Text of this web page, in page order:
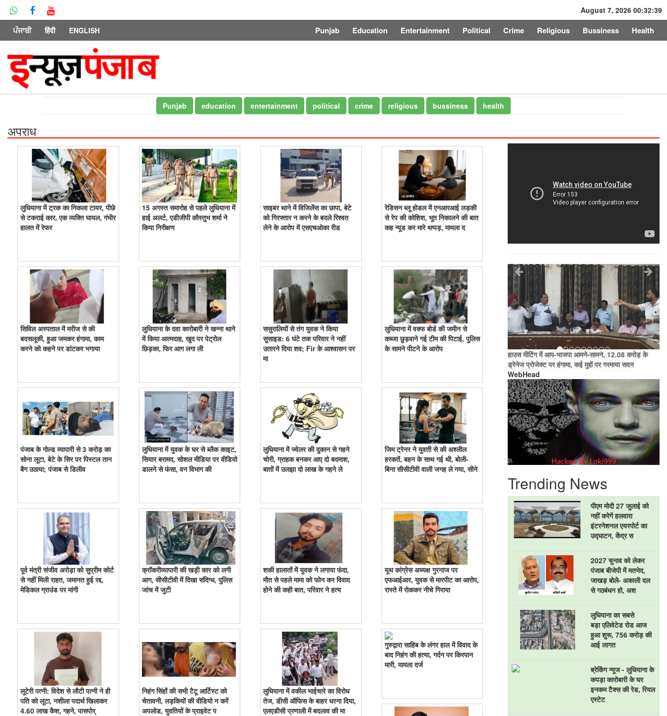
August 7, 2026 00:32:39
ਪੰਜਾਬੀ हिंदी ENGLISH Punjab Education Entertainment Political Crime Religious Bussiness Health
Punjab education entertainment political crime religious bussiness health
अपराध
लुधियाना में ट्रक का निकला टायर, पीछे
से टकराई कार, एक व्यक्ति घायल, गंभीर
हालत में रेफर
15 अगस्त समारोह से पहले लुधियाना में
हाई अलर्ट, एडीजीपी कौस्तुभ शर्मा ने
किया निरीक्षण
साइबर थाने में विजिलेंस का छापा, बेटे
को गिरफ्तार न करने के बदले रिश्वत
लेने के आरोप में एसएचओका रीड
रेडिसन ब्लू होडल में एनआरआई लड़की
से रेप की कोशिश, भूत निकालने की बात
कह न्यूड कर मारे थप्पड़, मामला द
सिविल अस्पताल में मरीज से की
बदसलूकी, हुआ जमकर हंगामा, काम
करने को कहने पर डांटकर भगाया
लुधियाना के दवा कारोबारी ने खन्ना थाने
में किया आत्मदाह, खुद पर पेट्रोल
छिड़का, फिर आग लगा ली
ससुरालियों से तंग युवक ने किया
सुसाइड: 6 घंटे तक परिवार ने नहीं
उतारने दिया शव; Fir के आश्वासन पर
मा
लुधियाना में वक्फ बोर्ड की जमीन से
कब्जा छुड़वाने गई टीम की पिटाई, पुलिस
के सामने पीटने के आरोप
पंजाब के गोल्ड व्यापारी से 3 करोड़ का
सोना लूटा, बेटे के सिर पर पिस्टल तान
बैग उठाया; पंजाब से डिलीव
लुधियाना में युवक के घर से ब्लैक काइट,
सियार बरामद, सोशल मीडिया पर वीडियो
डालने से फंसा, वन विभाग की
लुधियाना में ज्वेलर की दुकान से गहने
चोरी, ग्राहक बनकर आए दो बदमाश,
बातों में उलझा दो लाख के गहने ले
जिम ट्रेनर ने युवती से की अश्लील
हरकतें, बहन के साथ गई थी, बोली-
बिना सीसीटीवी वाली जगह ले गया, सीने
पूर्व मंत्री संजीव अरोड़ा को सुप्रीम कोर्ट
से नहीं मिली राहत, जमानत हुई रद्द,
मेडिकल ग्राउंड पर मांगी
क्रॉकरीव्यापारी की खड़ी कार को लगी
आग, सीसीटीवी में दिखा संदिग्ध, पुलिस
जांच में जुटी
शकी हालातों में युवक ने लगाया फंदा,
मौत से पहले मामा को फोन कर विवाद
होने की कही बात, परिवार ने हत्य
यूथ कांग्रेस अध्यक्ष गुरनाज पर
एफआईआर, युवक से मारपीट का आरोप,
रास्ते में रोककर नीचे गिराया
लूटेरी पत्नी: विदेश से लौटी पत्नी ने ही
पति को लूटा, नशीला पदार्थ खिलाकर
4.60 लाख कैश, गहने, पासपोर्
निहंग सिंहों की सभी टैटू आर्टिस्ट को
चेतावनी, लड़कियों की वीडियो न करें
अपलोड, युवतियों के प्राइवेट प
लुधियाना में वकील भाईचारे का विरोध
तेज, डीसी ऑफिस के बाहर धरना दिया,
एलएडीसी प्रणाली में बदलाव की मा
गुरुद्वारा साहिब के लंगर हाल में विवाद के
बाद निहंग की हत्या, गर्दन पर किरपान
मारी, मामला दर्ज
हाउस मीटिंग में आप-भाजपा आमने-सामने, 12.08 करोड़ के
ड्रेनेज प्रोजेक्ट पर हंगामा, कई मुद्दों पर गरमाया सदन
WebHead
Trending News
पीएम मोदी 27 जुलाई को
नहीं करेगें हलवारा
इंटरनेशनल एयरपोर्ट का
उद्घाटन, केंद्र स
2027 चुनाव को लेकर
पंजाब बीजेपी में मतभेद,
जाखड़ बोले- अकाली दल
से गठबंधन हो, अश
लुधियाना का सबसे
बड़ा एलिवेटेड रोड आज
हुआ शुरू, 756 करोड़ की
आई लागत
ब्रेकिंग न्यूज - लुधियाना के
कपड़ा कारोबारी के घर
इनकम टैक्स की रेड, रियल
एस्टेट